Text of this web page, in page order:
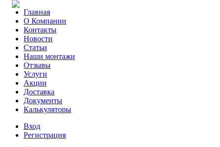
Главная
О Компании
Контакты
Новости
Статьи
Наши монтажи
Отзывы
Услуги
Акции
Доставка
Документы
Калькуляторы
Вход
Регистрация